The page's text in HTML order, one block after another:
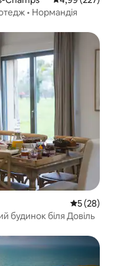
• Нормандія
Середня
5 (28)
будинок біля Довіль